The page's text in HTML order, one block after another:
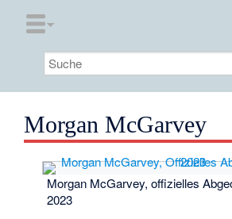
Morgan McGarvey
Morgan McGarvey, offizielles
2023